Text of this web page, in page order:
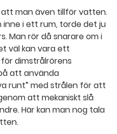
man även tillför vatten.
i ett rum, torde det ju
Man rör då snarare om i
väl kan vara ett
dimstrålrörens
att använda
runt” med strålen för att
att mekaniskt slå
Här kan man nog tala